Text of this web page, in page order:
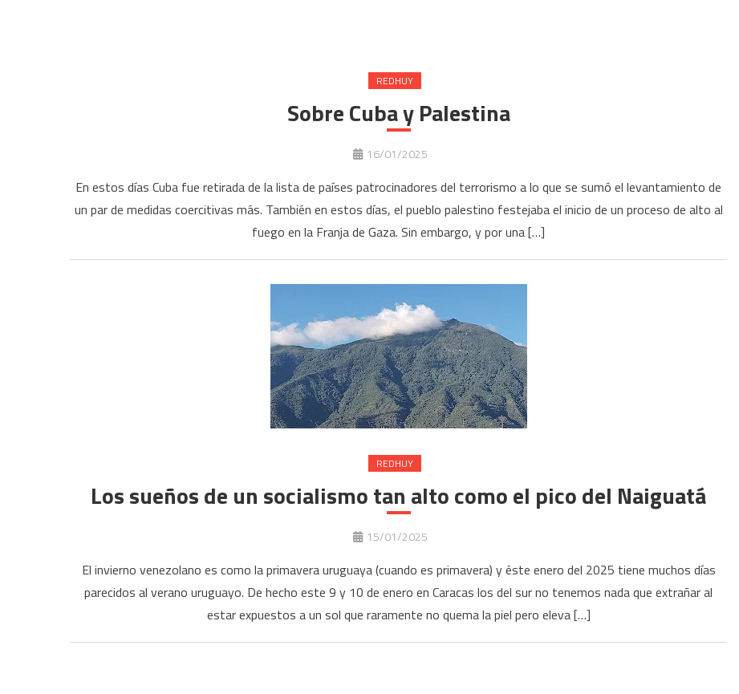
REDHUY
Sobre Cuba y Palestina
16/01/2025
En estos días Cuba fue retirada de la lista de países patrocinadores del terrorismo a lo que se sumó el levantamiento de
un par de medidas coercitivas más. También en estos días, el pueblo palestino festejaba el inicio de un proceso de alto al
fuego en la Franja de Gaza. Sin embargo, y por una […]
REDHUY
Los sueños de un socialismo tan alto como el pico del Naiguatá
15/01/2025
El invierno venezolano es como la primavera uruguaya (cuando es primavera) y éste enero del 2025 tiene muchos días
parecidos al verano uruguayo. De hecho este 9 y 10 de enero en Caracas los del sur no tenemos nada que extrañar al
estar expuestos a un sol que raramente no quema la piel pero eleva […]